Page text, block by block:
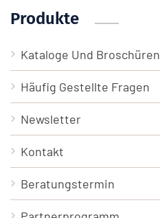
Produkte
Kataloge Und Broschüren
Häufig Gestellte Fragen
Newsletter
Kontakt
Beratungstermin